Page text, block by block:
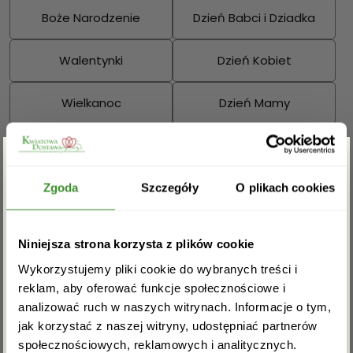
Zgoda Szczegóły O plikach cookies
Niniejsza strona korzysta z plików cookie
Wykorzystujemy pliki cookie do wybranych treści i
reklam, aby oferować funkcje społecznościowe i
analizować ruch w naszych witrynach. Informacje o tym,
jak korzystać z naszej witryny, udostępniać partnerów
społecznościowych, reklamowych i analitycznych.
Boże Narodzenie Dzień Babci i Dziadka
Walentynki Dzień Kobiet
Wielkanoc Dzień Mamy
Dzień Ojca
Sprawdź również:
Bukiety mieszane Kosze kwiatowe
Zgarnij rabat -5%
Zapisz się do newslettera i zgarnij
rabat na pierwsze zakupy!